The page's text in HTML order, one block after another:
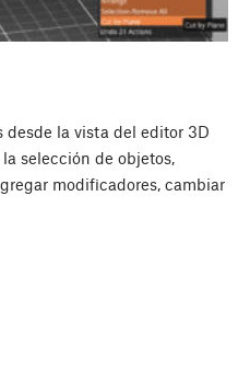
desde la vista del editor 3D
selección de objetos,
modificadores, cambiar